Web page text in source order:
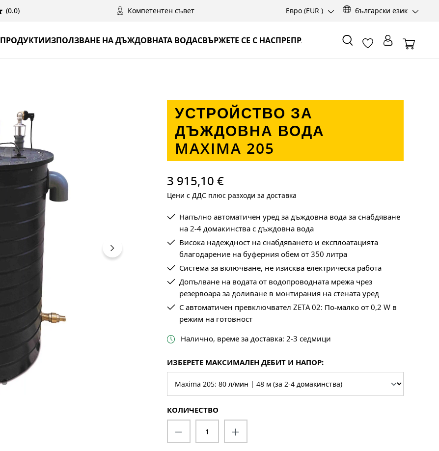
(0.0) Компетентен съвет Евро (EUR ) български език
ПРОДУКТИИЗПОЛЗВАНЕ НА ДЪЖДОВНАТА ВОДАСВЪРЖЕТЕ СЕ С НАСПРЕПРАТКИ
УСТРОЙСТВО ЗА
ДЪЖДОВНА ВОДА
MAXIMA 205
3 915,10 €
Цени с ДДС плюс разходи за доставка
Напълно автоматичен уред за дъждовна вода за снабдяване
на 2-4 домакинства с дъждовна вода
Висока надеждност на снабдяването и експлоатацията
благодарение на буферния обем от 350 литра
Система за включване, не изисква електрическа работа
Допълване на водата от водопроводната мрежа чрез
резервоара за доливане в монтирания на стената уред
С автоматичен превключвател ZETA 02: По-малко от 0,2 W в
режим на готовност
Налично, време за доставка: 2-3 седмици
ИЗБЕРИ
ИЗБЕРЕТЕ МАКСИМАЛЕН ДЕБИТ И НАПОР:
КОЛИЧЕСТВО
Количество на продукта: Въведете желаната